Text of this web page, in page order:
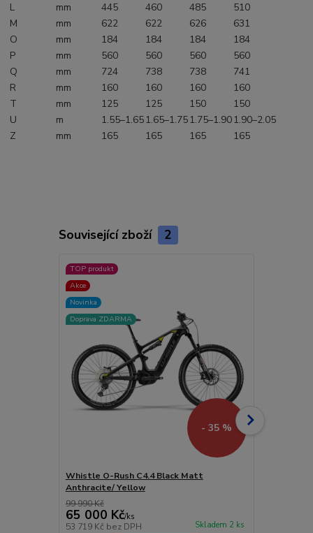
L
mm 445 460 485
510
M
mm 622 622 626
631
O
mm 184 184 184
184
P
mm 560 560 560
560
Q
mm 724 738 738
741
R
mm 160 160 160
160
T
mm 125 125 150
150
U
m 1.55–1.651.65–1.751.75–1.901.90–2.05
Z
mm 165 165 165 165
Související zboží 2
TOP produkt
Akce
Novinka
Doprava ZDARMA
- 35 %
Whistle O-Rush C4.4 Black Matt
Anthracite/ Yellow
99 990 Kč
65 000 Kč/ks
53 719 Kč bez DPH Skladem 2 ks